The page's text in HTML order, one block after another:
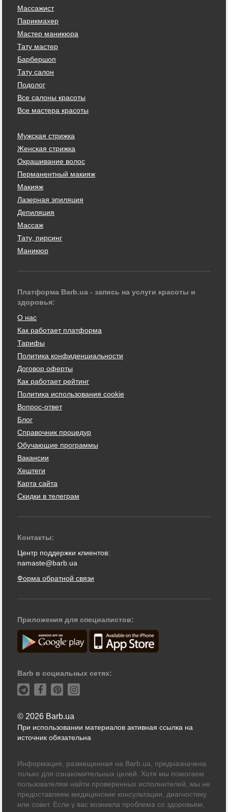
Массажист
Парикмахер
Мастер маникюра
Тату мастер
Барбершоп
Тату салон
Подолог
Все салоны красоты
Все мастера красоты
Мужская стрижка
Женская стрижка
Окрашивание волос
Перманентный макияж
Макияж
Лазерная эпиляция
Депиляция
Массаж
Тату, пирсинг
Маникюр
Платформа Barb.ua - запись на услуги красоты и
здоровья:
О нас
Как работает платформа
Тарифы
Политика конфиденциальности
Договор оферты
Как работает рейтинг
Политика использования cookie
Вопрос-ответ
Блог
Справочник процедур
Обучающие программы
Вакансии
Хештеги
Карта сайта
Скидки в телеграм
Контакты:
Центр поддержки клиентов:
namaste@barb.ua
Форма обратной связи
Приложения для специалистов:
Barb в социальных сетях:
© 2026 Barb.ua
При использовании материалов активная ссылка на
источник обязательна
Информация, размещенная на Barb.ua, предназначена
только для ознакомительных целей. Хотя мы помогаем
пользователям найти проверенных исполнителей, мы не
предоставляем медицинские консультации, диагностику
или совет. Если у вас возникла проблема со здоровьем,